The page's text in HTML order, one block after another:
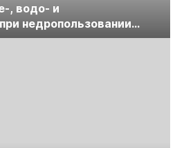
, водо- и
недропользовании
«ПравоТЭК»